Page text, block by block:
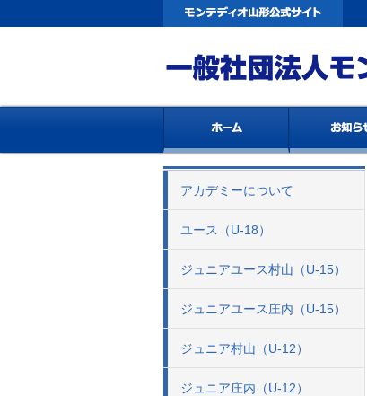
アカデミーについて
ユース（U-18）
ジュニアユース村山（U-15）
ジュニアユース庄内（U-15）
ジュニア村山（U-12）
ジュニア庄内（U-12）